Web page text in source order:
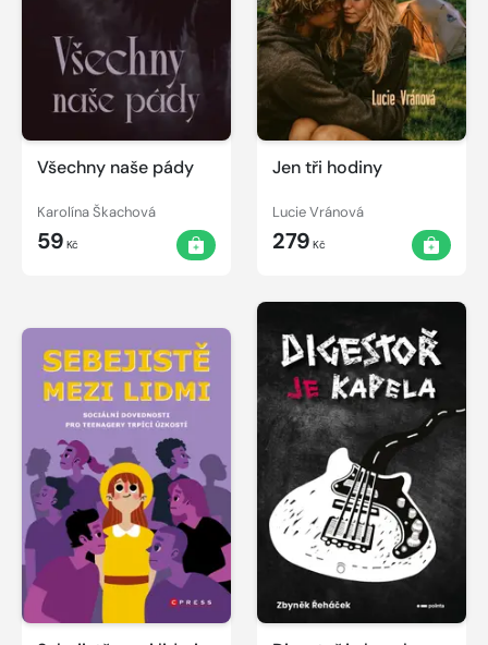
Všechny naše pády
Karolína Škachová
59 Kč
Jen tři hodiny
Lucie Vránová
279 Kč